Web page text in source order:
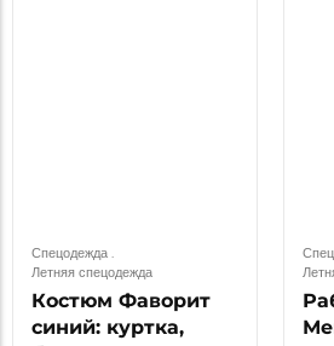
Спецодежда.
Летняя спецодежда
Костюм Фаворит
синий: куртка,